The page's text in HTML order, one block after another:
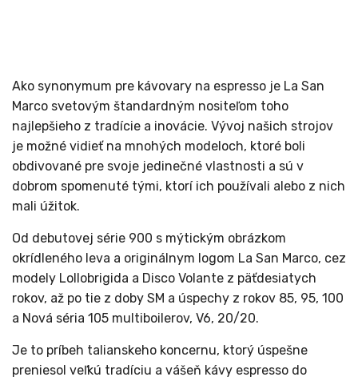
Ako synonymum pre kávovary na espresso je La San
Marco svetovým štandardným nositeľom toho
najlepšieho z tradície a inovácie. Vývoj našich strojov
je možné vidieť na mnohých modeloch, ktoré boli
obdivované pre svoje jedinečné vlastnosti a sú v
dobrom spomenuté tými, ktorí ich používali alebo z nich
mali úžitok.
Od debutovej série 900 s mýtickým obrázkom
okrídleného leva a originálnym logom La San Marco, cez
modely Lollobrigida a Disco Volante z päťdesiatych
rokov, až po tie z doby SM a úspechy z rokov 85, 95, 100
a Nová séria 105 multiboilerov, V6, 20/20.
Je to príbeh talianskeho koncernu, ktorý úspešne
preniesol veľkú tradíciu a vášeň kávy espresso do